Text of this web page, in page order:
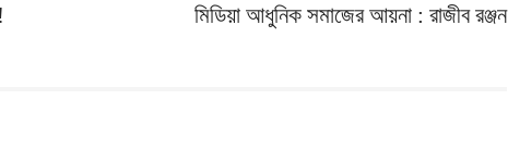
মিডিয়া আধুনিক সমাজের আয়না : রাজীব রঞ্জন